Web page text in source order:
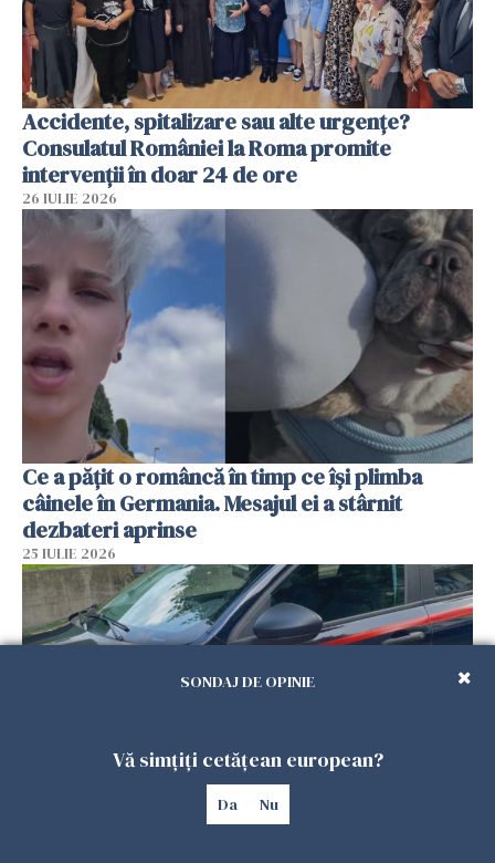
Accidente, spitalizare sau alte urgențe?
Consulatul României la Roma promite
intervenții în doar 24 de ore
26 IULIE 2026
Ce a pățit o româncă în timp ce își plimba
câinele în Germania. Mesajul ei a stârnit
dezbateri aprinse
25 IULIE 2026
Româncă din Italia, acuzată că și-a lăsat copiii
SONDAJ DE OPINIE
Vă simțiți cetățean european?
Da Nu